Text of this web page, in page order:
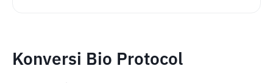
Konversi Bio Protocol